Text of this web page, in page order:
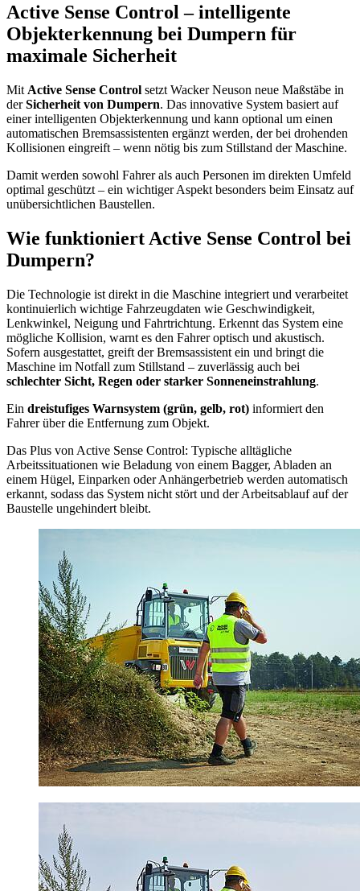
Active Sense Control – intelligente
Objekterkennung bei Dumpern für
maximale Sicherheit
Mit Active Sense Control setzt Wacker Neuson neue Maßstäbe in
derSicherheit von Dumpern. Das innovative System basiert auf
einer intelligenten Objekterkennung und kann optional um einen
automatischen Bremsassistenten ergänzt werden, der bei drohenden
Kollisionen eingreift – wenn nötig bis zum Stillstand der Maschine.
Damit werden sowohl Fahrer als auch Personen im direkten Umfeld
optimal geschützt – ein wichtiger Aspekt besonders beim Einsatz auf
unübersichtlichen Baustellen.
Wie funktioniert Active Sense Control bei
Dumpern?
Die Technologie ist direkt in die Maschine integriert und verarbeitet
kontinuierlich wichtige Fahrzeugdaten wie Geschwindigkeit,
Lenkwinkel, Neigung und Fahrtrichtung. Erkennt das System eine
mögliche Kollision, warnt es den Fahrer optisch und akustisch.
Sofern ausgestattet, greift der Bremsassistent ein und bringt die
Maschine im Notfall zum Stillstand – zuverlässig auch bei
schlechter Sicht, Regen oder starker Sonneneinstrahlung.
Ein dreistufiges Warnsystem (grün, gelb, rot) informiert den
Fahrer über die Entfernung zum Objekt.
Das Plus von Active Sense Control: Typische alltägliche
Arbeitssituationen wie Beladung von einem Bagger, Abladen an
einem Hügel, Einparken oder Anhängerbetrieb werden automatisch
erkannt, sodass das System nicht stört und der Arbeitsablauf auf der
Baustelle ungehindert bleibt.